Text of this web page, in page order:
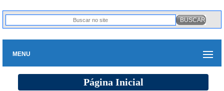
MENU
Página Inicial